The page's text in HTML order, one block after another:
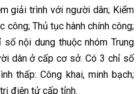
giải trình với người dân; Kiểm
công; Thủ tục hành chính công;
nội dung thuộc nhóm Trung
dân ở cấp cơ sở. Có 3 chỉ số
thấp: Công khai, minh bạch;
điện tử cấp tỉnh.